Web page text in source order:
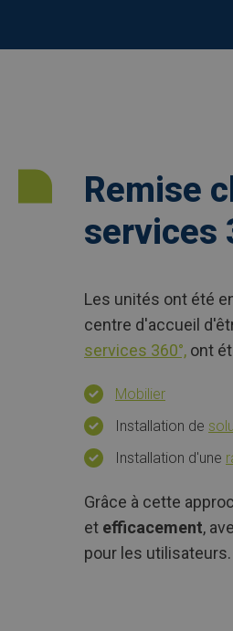
Remise
services
Les unités ont été
centre d'accueil
services 360°, ont
Mobilier
Installation de
Installation d'une
Grâce à cette
et efficacement,
pour les utilisateurs.